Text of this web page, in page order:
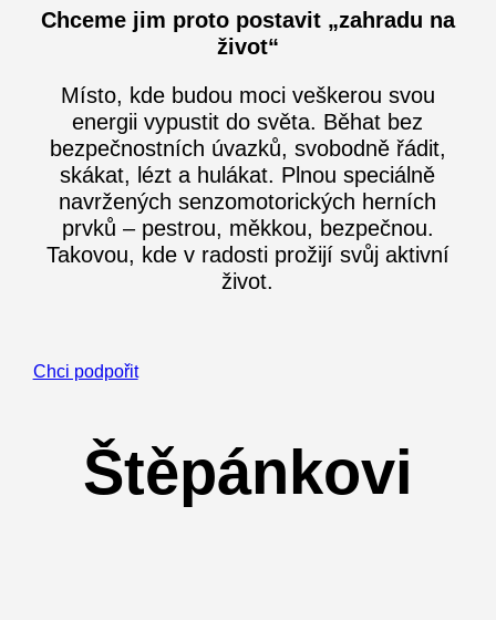
Chceme jim proto postavit „zahradu na
život“
Místo, kde budou moci veškerou svou
energii vypustit do světa. Běhat bez
bezpečnostních úvazků, svobodně řádit,
skákat, lézt a hulákat. Plnou speciálně
navržených senzomotorických herních
prvků – pestrou, měkkou, bezpečnou.
Takovou, kde v radosti prožijí svůj aktivní
život.
Chci podpořit
Štěpánkovi